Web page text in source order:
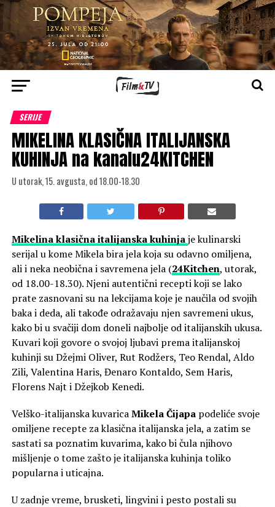
SERIJE
MIKELINA KLASIČNA ITALIJANSKA
KUHINJA na kanalu24KITCHEN
U utorak, 15. avgusta, od 18.00-18.30
Mikelina klasična italijanska kuhinjaje kulinarski
serijal u kome Mikela bira jela koja su odavno omiljena,
ali i neka neobična i savremena jela (24Kitchen, utorak,
od 18.00-18.30). Njeni autentični recepti koji se lako
prate zasnovani su na lekcijama koje je naučila od svojih
baka i deda, ali takođe odražavaju njen savremeni ukus,
kako bi u svačiji dom doneli najbolje od italijanskih ukusa.
Kuvari koji govore o svojoj ljubavi prema italijanskoj
kuhinji su Džejmi Oliver, Rut Rodžers, Teo Rendal, Aldo
Zili, Valentina Haris, Đenaro Kontaldo, Sem Haris,
Florens Najt i Džejkob Kenedi.
Velško-italijanska kuvaricaMikela Čijapapodeliće svoje
omiljene recepte za klasična italijanska jela, a zatim se
sastati sa poznatim kuvarima, kako bi čula njihovo
mišljenje o tome zašto je italijanska kuhinja toliko
popularna i uticajna.
U zadnje vreme, brusketi, lingvini i pesto postali su